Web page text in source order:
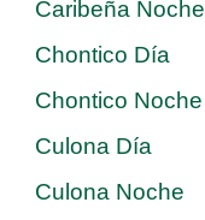
Caribeña Noche
Chontico Día
Chontico Noche
Culona Día
Culona Noche